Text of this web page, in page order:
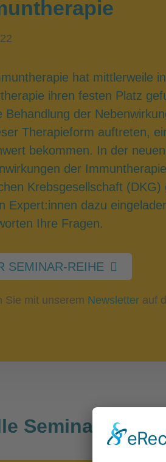
hat mittlerweile
ihren festen Platz
Behandlung der
Therapieform auftreten,
bekommen. In der
der
Krebsgesellschaft (DKG)
Expert:innen dazu
Ihre Fragen.
SEMINAR-REIHE
Sie mit unserem Newsletter auf
Seminare